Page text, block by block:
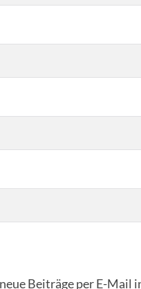
Beiträge per E-Mail